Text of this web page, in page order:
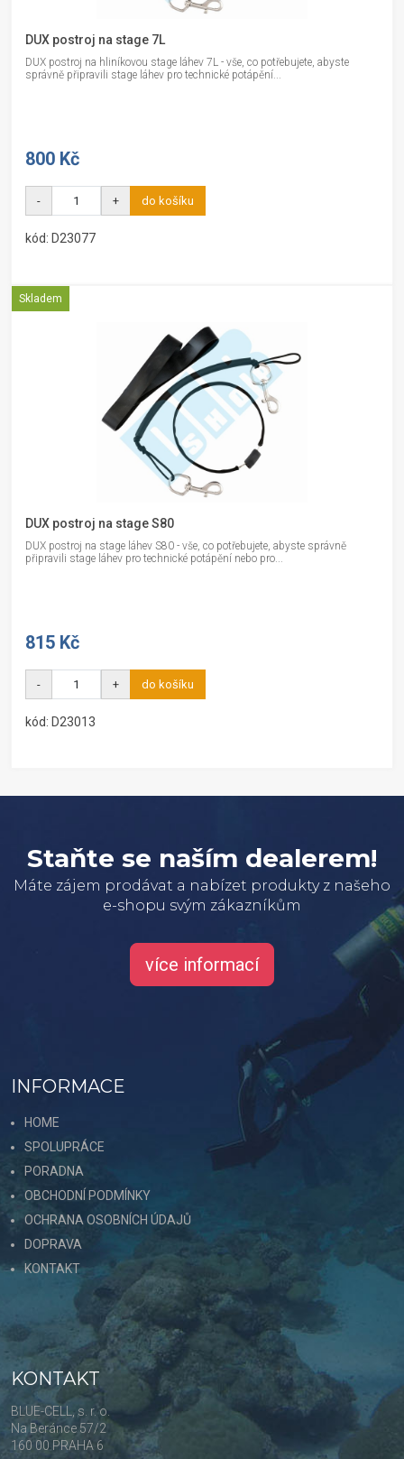
DUX postroj na stage 7L
DUX postroj na hliníkovou stage láhev 7L - vše, co potřebujete, abyste
správně připravili stage láhev pro technické potápění...
800 Kč
- + do košíku
kód: D23077
Skladem
DUX postroj na stage S80
DUX postroj na stage láhev S80 - vše, co potřebujete, abyste správně
připravili stage láhev pro technické potápění nebo pro...
815 Kč
- + do košíku
kód: D23013
Staňte se naším dealerem!
Máte zájem prodávat a nabízet produkty z našeho
e-shopu svým zákazníkům
více informací
INFORMACE
HOME
SPOLUPRÁCE
PORADNA
OBCHODNÍ PODMÍNKY
OCHRANA OSOBNÍCH ÚDAJŮ
DOPRAVA
KONTAKT
KONTAKT
BLUE-CELL, s. r. o.
Na Beránce 57/2
160 00 PRAHA 6